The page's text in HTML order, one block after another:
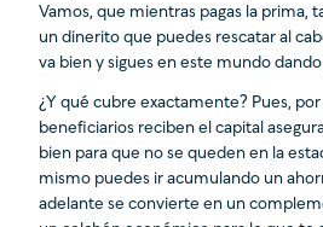
Vamos, que mientras pagas la prima,
un dinerito que puedes rescatar al
va bien y sigues en este mundo
¿Y qué cubre exactamente? Pues,
beneficiarios reciben el capital
bien para que no se queden en la
mismo puedes ir acumulando un
adelante se convierte en un